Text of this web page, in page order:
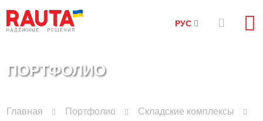
РУС
ПОРТФОЛИО
Главная Портфолио
Складские комплексы